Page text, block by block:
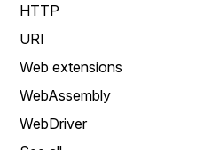
HTTP
URI
Web extensions
WebAssembly
WebDriver